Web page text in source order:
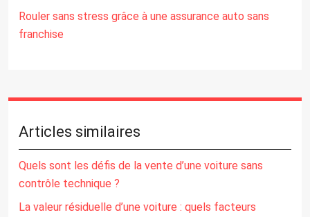
Rouler sans stress grâce à une assurance auto sans
franchise
Articles similaires
Quels sont les défis de la vente d’une voiture sans
contrôle technique ?
La valeur résiduelle d’une voiture : quels facteurs